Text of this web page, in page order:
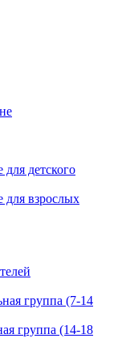
для детского
для взрослых
группа (7-14
группа (14-18